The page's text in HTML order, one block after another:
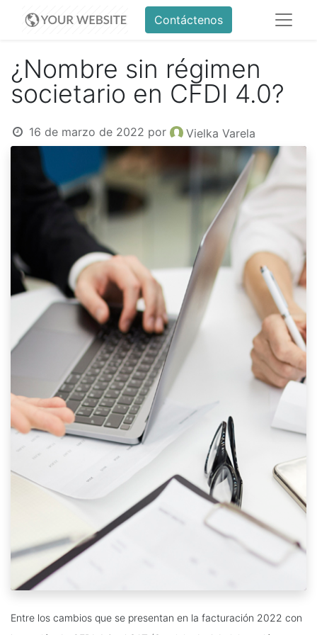
Contáctenos
¿Nombre sin régimen
societario en CFDI 4.0?
16 de marzo de 2022 por Vielka Varela
Entre los cambios que se presentan en la facturación 2022 con